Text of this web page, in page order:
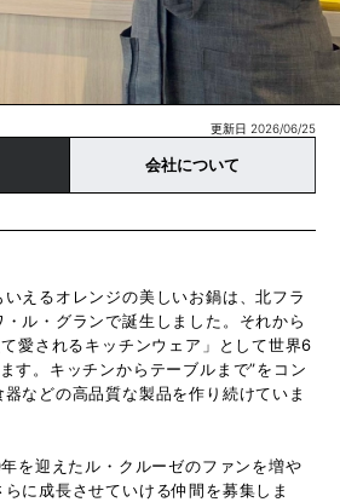
更新日 2026/06/25
会社について
えるオレンジの美しいお鍋は、北フラ
ル・グランで誕生しました。それから
愛されるキッチンウェア」として世界6
す。キッチンからテーブルまで”をコン
などの高品質な製品を作り続けていま
を迎えたル・クルーゼのファンを増や
に成長させていける仲間を募集しま